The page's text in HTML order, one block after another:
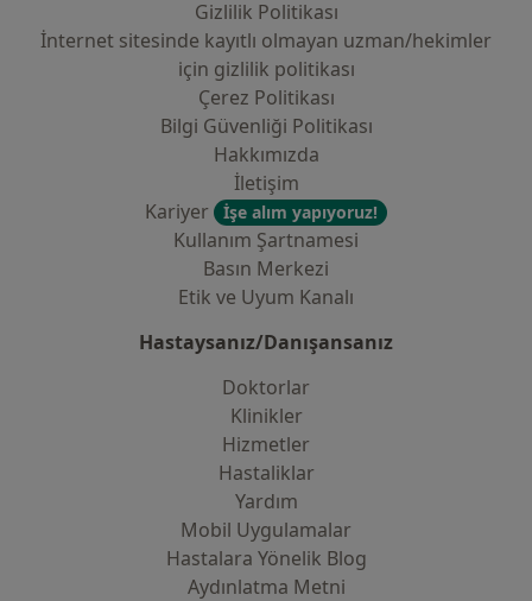
Gizlilik Politikası
İnternet sitesinde kayıtlı olmayan uzman/hekimler
i̇çin gizlilik politikası
Çerez Politikası
Bilgi Güvenliği Politikası
Hakkımızda
İletişim
Kariyer
İşe alım yapıyoruz!
Kullanım Şartnamesi
Basın Merkezi
Etik ve Uyum Kanalı
Hastaysanız/Danışansanız
Doktorlar
Klinikler
Hizmetler
Hastaliklar
Yardım
Mobil Uygulamalar
Hastalara Yönelik Blog
Aydınlatma Metni